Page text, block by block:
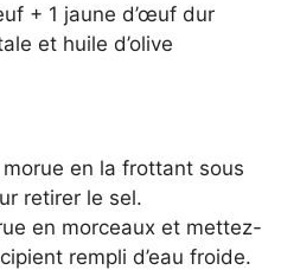
+ 1 jaune d’œuf dur
et huile d’olive
en la frottant sous
retirer le sel.
en morceaux et mettez-
rempli d’eau froide.